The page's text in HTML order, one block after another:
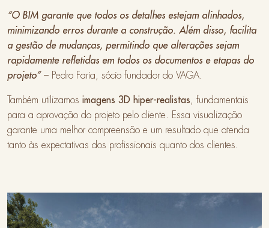
“O BIM garante que todos os detalhes estejam alinhados,
minimizando erros durante a construção. Além disso, facilita
a gestão de mudanças, permitindo que alterações sejam
rapidamente refletidas em todos os documentos e etapas do
projeto” – Pedro Faria, sócio fundador do VAGA.
Também utilizamos imagens 3D hiper-realistas , fundamentais
para a aprovação do projeto pelo cliente. Essa visualização
garante uma melhor compreensão e um resultado que atenda
tanto às expectativas dos profissionais quanto dos clientes.